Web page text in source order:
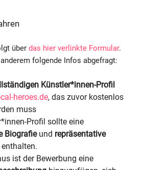
über das hier verlinkte Formular.
folgende Infos abgefragt:
Künstler*innen-Profil
heroes.de, das zuvor kostenlos
muss
Profil sollte eine
Biografieund repräsentative
enthalten.
ist der Bewerbung eine